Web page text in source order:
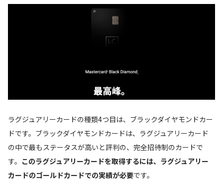
ラグジュアリーカードの種類4つ目は、ブラックダイヤモンドカー
ドです。ブラックダイヤモンドカードは、ラグジュアリーカード
の中で最もステータスが高いと評判の、完全招待制のカードで
す。 このラグジュアリーカードを取得するには、ラグジュアリー
カードのゴールドカードでの実績が必要です。